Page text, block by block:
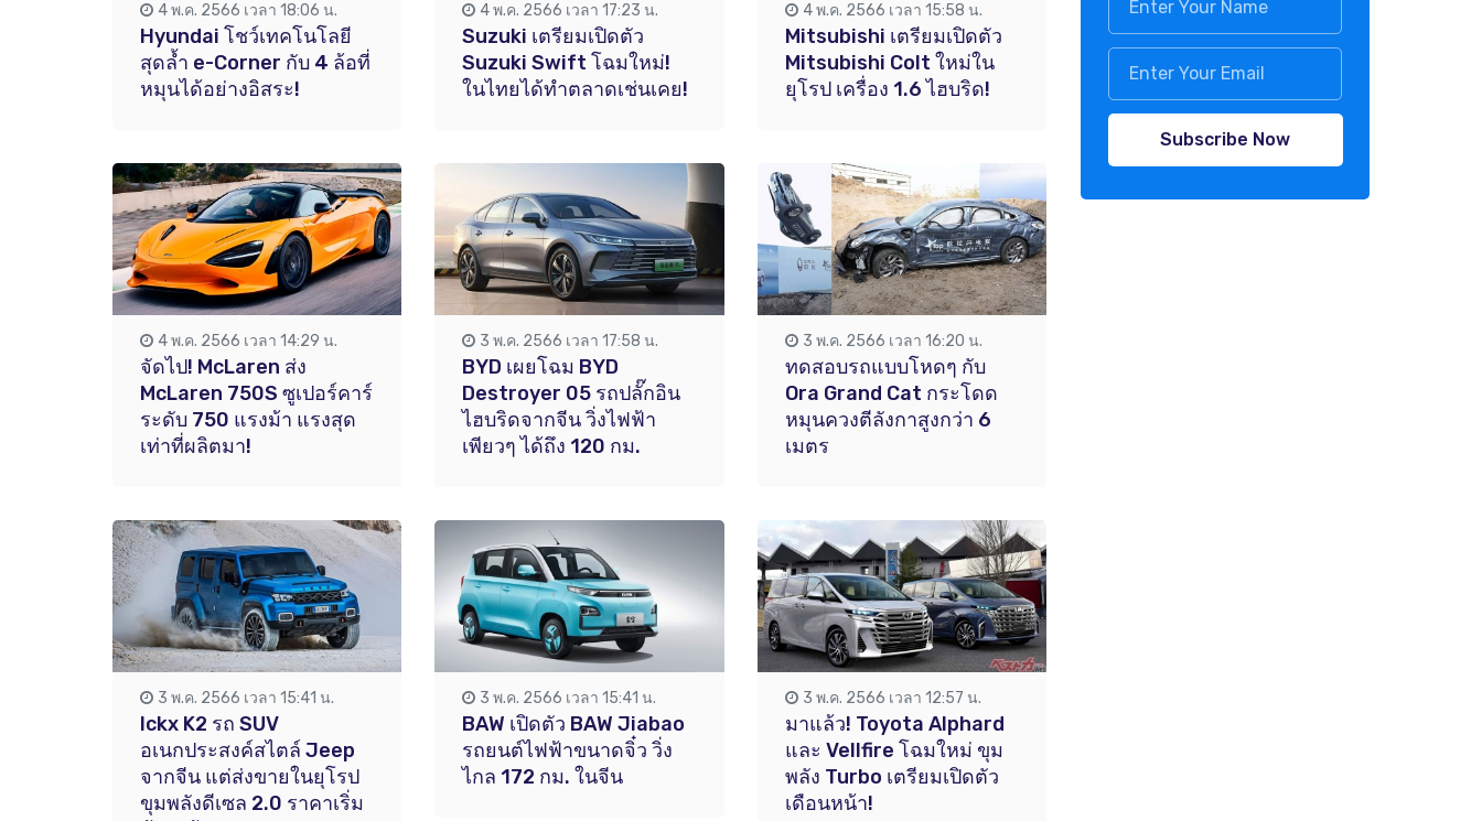
4 พ.ค. 2566 เวลา 18:06 น.
Hyundai โชว์เทคโนโลยี
สุดล้ำ e-Corner กับ 4 ล้อที่
หมุนได้อย่างอิสระ!
4 พ.ค. 2566 เวลา 17:23 น.
Suzuki เตรียมเปิดตัว
Suzuki Swift โฉมใหม่!
ในไทยได้ทำตลาดเช่นเคย!
4 พ.ค. 2566 เวลา 15:58 น.
Mitsubishi เตรียมเปิดตัว
Mitsubishi Colt ใหม่ใน
ยุโรป เครื่อง 1.6 ไฮบริด!
4 พ.ค. 2566 เวลา 14:29 น.
จัดไป! McLaren ส่ง
McLaren 750S ซูเปอร์คาร์
ระดับ 750 แรงม้า แรงสุด
เท่าที่ผลิตมา!
3 พ.ค. 2566 เวลา 17:58 น.
BYD เผยโฉม BYD
Destroyer 05 รถปลั๊กอิน
ไฮบริดจากจีน วิ่งไฟฟ้า
เพียวๆ ได้ถึง 120 กม.
3 พ.ค. 2566 เวลา 16:20 น.
ทดสอบรถแบบโหดๆ กับ
Ora Grand Cat กระโดด
หมุนควงตีลังกาสูงกว่า 6
เมตร
3 พ.ค. 2566 เวลา 15:41 น.
Ickx K2 รถ SUV
อเนกประสงค์สไตล์ Jeep
จากจีน แต่ส่งขายในยุโรป
ขุมพลังดีเซล 2.0 ราคาเริ่ม
3 พ.ค. 2566 เวลา 15:41 น.
BAW เปิดตัว BAW Jiabao
รถยนต์ไฟฟ้าขนาดจิ๋ว วิ่ง
ไกล 172 กม. ในจีน
3 พ.ค. 2566 เวลา 12:57 น.
มาแล้ว! Toyota Alphard
และ Vellfire โฉมใหม่ ขุม
พลัง Turbo เตรียมเปิดตัว
เดือนหน้า!
Subscribe Now